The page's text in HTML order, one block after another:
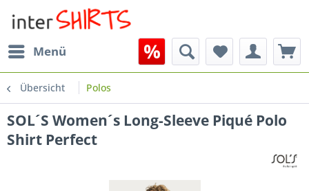
Menü
Übersicht Polos
SOL´S Women´s Long-Sleeve Piqué Polo
Shirt Perfect